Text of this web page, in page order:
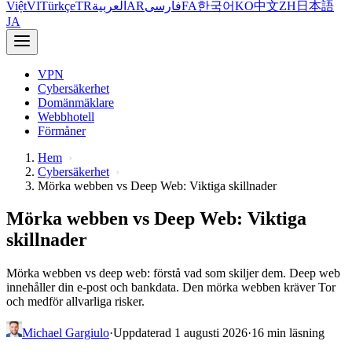
ViệtVITürkçeTRالعربية ARفارسیFA한국어KO中文ZH 日本語
JA
VPN
Cybersäkerhet
Domänmäklare
Webbhotell
Förmåner
Hem
Cybersäkerhet
Mörka webben vs Deep Web: Viktiga skillnader
Mörka webben vs Deep Web: Viktiga
skillnader
Mörka webben vs deep web: förstå vad som skiljer dem. Deep web
innehåller din e-post och bankdata. Den mörka webben kräver Tor
och medför allvarliga risker.
Michael Gargiulo·Uppdaterad 1 augusti 2026·16 min läsning